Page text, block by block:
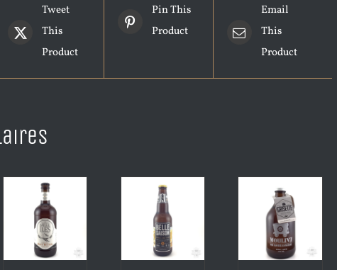
Tweet
This
Product
Pin This
Product
Email
This
Product